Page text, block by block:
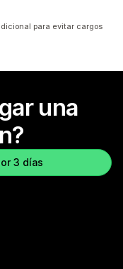
para evitar cargos
una
3 días